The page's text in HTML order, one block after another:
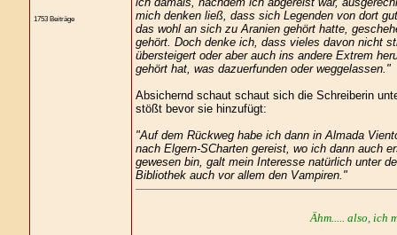
1753 Beiträge
mich denken ließ, dass sich Legenden von dort
das wohl an sich zu Aranien gehört hatte,
gehört. Doch denke ich, dass vieles davon nicht
übersteigert oder aber auch ins andere Extrem
gehört hat, was dazuerfunden oder weggelassen."
Absichernd schaut schaut sich die Schreiberin
stößt bevor sie hinzufügt:
"Auf dem Rückweg habe ich dann in Almada
nach Elgern-SCharten gereist, wo ich dann auch
gewesen bin, galt mein Interesse natürlich unter
Bibliothek auch vor allem den Vampiren."
Ähm..... also, ich